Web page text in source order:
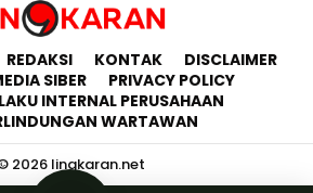
REDAKSI KONTAK
DISCLAIMER
SIBER
PRIVACY POLICY
INTERNAL PERUSAHAAN
WARTAWAN
2026 lingkaran.net